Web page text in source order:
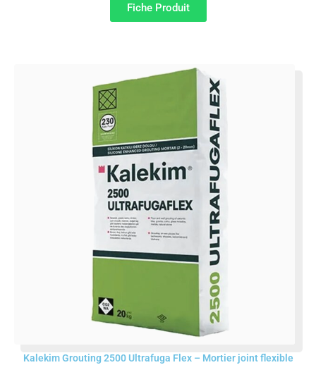
Fiche Produit
Kalekim Grouting 2500 Ultrafuga Flex – Mortier joint flexible